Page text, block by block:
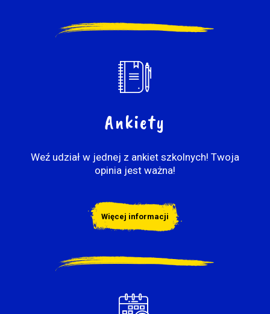
Ankiety
Weź udział w jednej z ankiet szkolnych! Twoja
opinia jest ważna!
Więcej informacji